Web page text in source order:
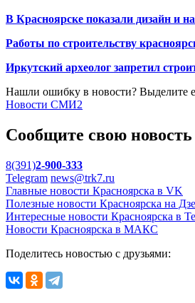
В Красноярске показали дизайн и
Работы по строительству
Иркутский археолог запретил
Нашли ошибку в новости? Выделите
Новости СМИ2
Сообщите свою новость
8(391)2-900-333
Telegram news@trk7.ru
Главные новости Красноярска в VK
Полезные новости Красноярска на
Интересные новости Красноярска в
Новости Красноярска в МАКС
Поделитесь новостью с друзьями: